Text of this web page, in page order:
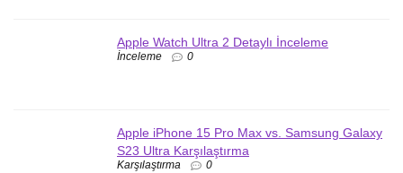
Apple Watch Ultra 2 Detaylı İnceleme
İnceleme 0
Apple iPhone 15 Pro Max vs. Samsung Galaxy
S23 Ultra Karşılaştırma
Karşılaştırma 0